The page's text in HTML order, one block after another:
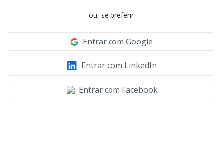
ou, se preferir
Entrar com Google
Entrar com LinkedIn
Entrar com Facebook